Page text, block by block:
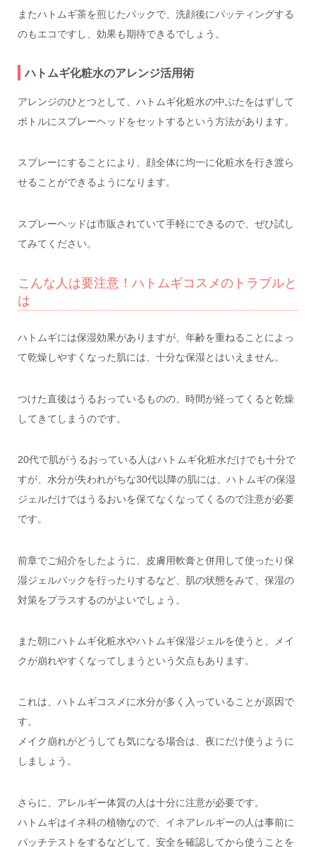
またハトムギ茶を煎じたパックで、洗顔後にパッティングする
のもエコですし、効果も期待できるでしょう。
ハトムギ化粧水のアレンジ活用術
アレンジのひとつとして、ハトムギ化粧水の中ぶたをはずして
ボトルにスプレーヘッドをセットするという方法があります。
スプレーにすることにより、顔全体に均一に化粧水を行き渡ら
せることができるようになります。
スプレーヘッドは市販されていて手軽にできるので、ぜひ試し
てみてください。
こんな人は要注意！ハトムギコスメのトラブルと
は
ハトムギには保湿効果がありますが、年齢を重ねることによっ
て乾燥しやすくなった肌には、十分な保湿とはいえません。
つけた直後はうるおっているものの、時間が経ってくると乾燥
してきてしまうのです。
20代で肌がうるおっている人はハトムギ化粧水だけでも十分で
すが、水分が失われがちな30代以降の肌には、ハトムギの保湿
ジェルだけではうるおいを保てなくなってくるので注意が必要
です。
前章でご紹介をしたように、皮膚用軟膏と併用して使ったり保
湿ジェルパックを行ったりするなど、肌の状態をみて、保湿の
対策をプラスするのがよいでしょう。
また朝にハトムギ化粧水やハトムギ保湿ジェルを使うと、メイ
クが崩れやすくなってしまうという欠点もあります。
これは、ハトムギコスメに水分が多く入っていることが原因で
す。
メイク崩れがどうしても気になる場合は、夜にだけ使うように
しましょう。
さらに、アレルギー体質の人は十分に注意が必要です。
ハトムギはイネ科の植物なので、イネアレルギーの人は事前に
パッチテストをするなどして、安全を確認してから使うことを